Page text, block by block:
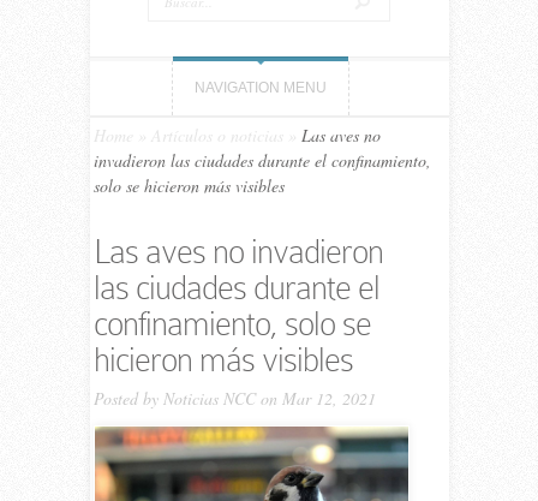
NAVIGATION MENU
Home Artículos o noticias
Las aves no
invadieron las ciudades durante el confinamiento,
solo se hicieron más visibles
Las aves no invadieron
las ciudades durante el
confinamiento, solo se
hicieron más visibles
Posted by Noticias NCCon Mar 12, 2021